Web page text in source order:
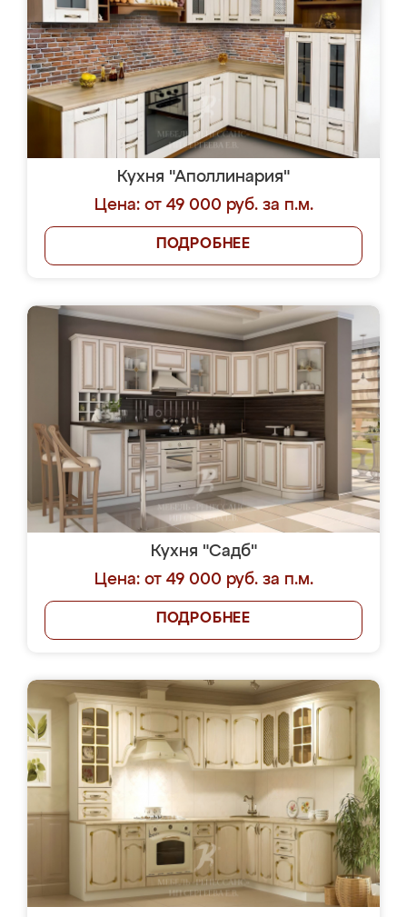
Кухня "Аполлинария"
Цена: от 49 000 руб. за п.м.
ПОДРОБНЕЕ
Кухня "Садб"
Цена: от 49 000 руб. за п.м.
ПОДРОБНЕЕ